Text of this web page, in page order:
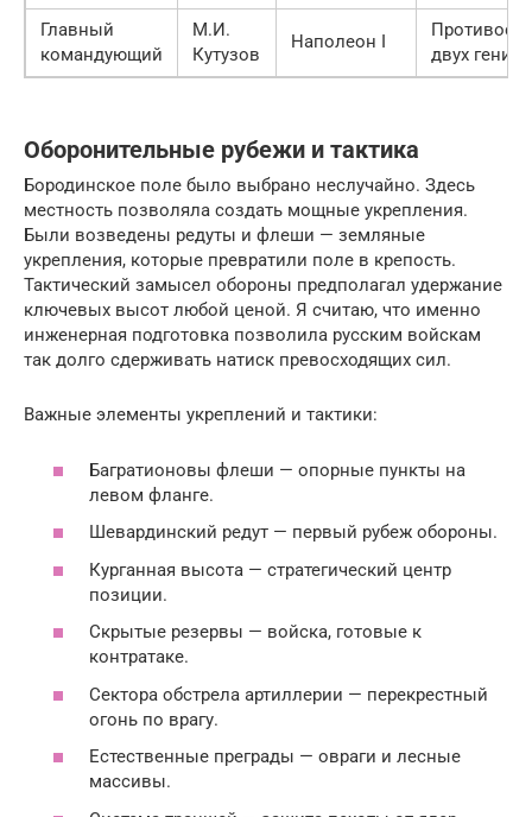
Главный
командующий
М.И.
Кутузов
Наполеон I
двух гениев
Оборонительные рубежи и тактика
Бородинское поле было выбрано неслучайно. Здесь
местность позволяла создать мощные укрепления.
Были возведены редуты и флеши — земляные
укрепления, которые превратили поле в крепость.
Тактический замысел обороны предполагал удержание
ключевых высот любой ценой. Я считаю, что именно
инженерная подготовка позволила русским войскам
так долго сдерживать натиск превосходящих сил.
Важные элементы укреплений и тактики:
Багратионовы флеши — опорные пункты на
левом фланге.
Шевардинский редут — первый рубеж обороны.
Курганная высота — стратегический центр
позиции.
Скрытые резервы — войска, готовые к
контратаке.
Сектора обстрела артиллерии — перекрестный
огонь по врагу.
Естественные преграды — овраги и лесные
массивы.